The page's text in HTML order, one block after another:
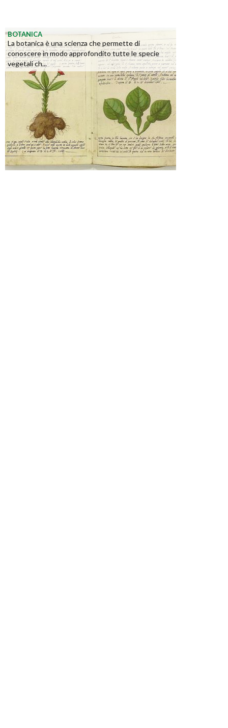
BOTANICA
La botanica è una scienza che permette di
conoscere in modo approfondito tutte le specie
vegetali ch...